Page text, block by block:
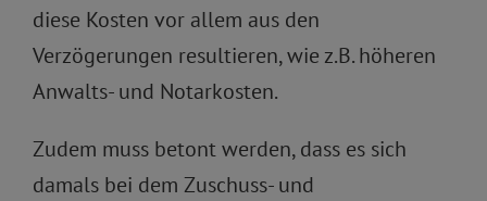
diese Kosten vor allem aus den
Verzögerungen resultieren, wie z.B. höheren
Anwalts- und Notarkosten.
Zudem muss betont werden, dass es sich
damals bei dem Zuschuss- und